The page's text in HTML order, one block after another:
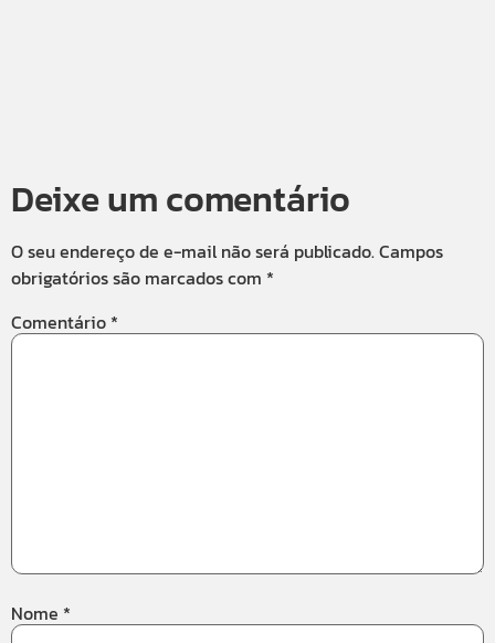
Deixe um comentário
O seu endereço de e-mail não será publicado.Campos
obrigatórios são marcados com *
Comentário *
Nome *